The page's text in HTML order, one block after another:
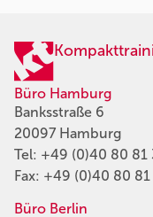
Büro Hamburg
Banksstraße 6
20097 Hamburg
Tel: +49 (0)40 80 81
Fax: +49 (0)40 80
Büro Berlin